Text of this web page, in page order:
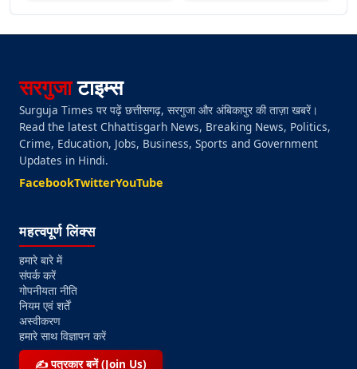
सरगुजाटाइम्स
Surguja Times पर पढ़ें छत्तीसगढ़, सरगुजा और अंबिकापुर की ताज़ा खबरें।
Read the latest Chhattisgarh News, Breaking News, Politics,
Crime, Education, Jobs, Business, Sports and Government
Updates in Hindi.
FacebookTwitterYouTube
महत्वपूर्ण लिंक्स
हमारे बारे में
संपर्क करें
गोपनीयता नीति
नियम एवं शर्तें
अस्वीकरण
हमारे साथ विज्ञापन करें
✍️ पत्रकार बनें (Join Us)